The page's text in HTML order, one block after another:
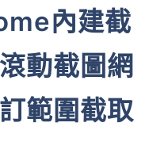
內建截
動截圖網
範圍截取